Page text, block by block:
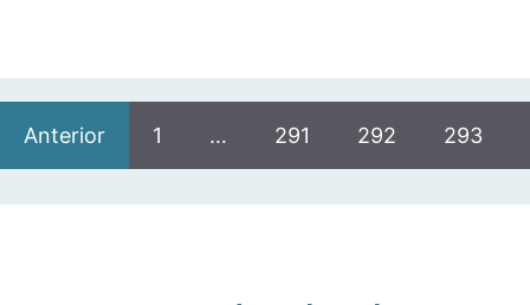
Anterior 1 … 291 292 293